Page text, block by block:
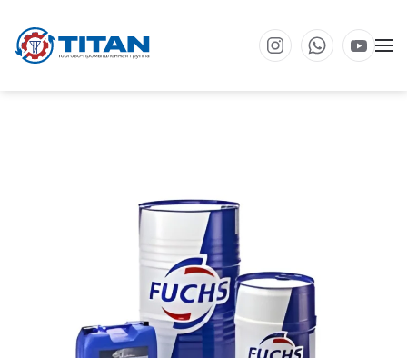
Перейти к основному содержанию